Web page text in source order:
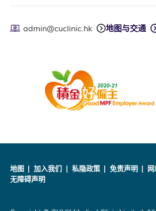
admin@cuclinic.hk 地图与交通
地图 加入我们 私隐政策 免责声明
无障碍声明